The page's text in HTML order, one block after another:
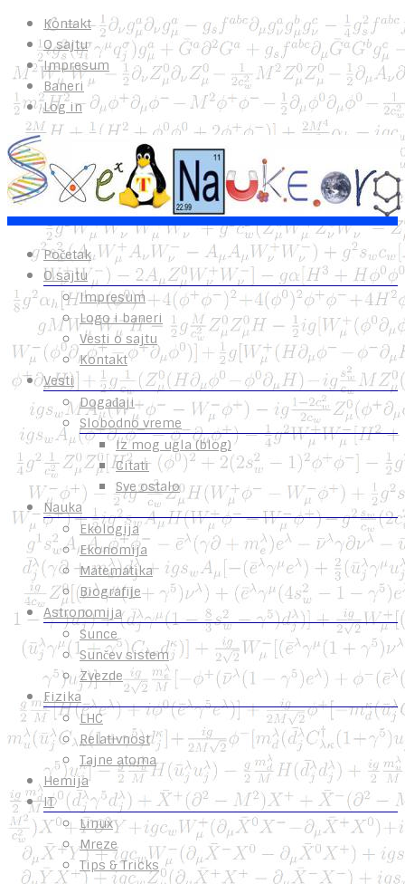
Kontakt
O sajtu
Impresum
Baneri
Log in
Početak
O sajtu
Impresum
Logo i baneri
Vesti o sajtu
Kontakt
Vesti
Događaji
Slobodno vreme
Iz mog ugla (blog)
Citati
Sve ostalo
Nauka
Ekologija
Ekonomija
Matematika
Biografije
Astronomija
Sunce
Sunčev sistem
Zvezde
Fizika
LHC
Relativnost
Tajne atoma
Hemija
IT
Linux
Mreze
Tips & Tricks